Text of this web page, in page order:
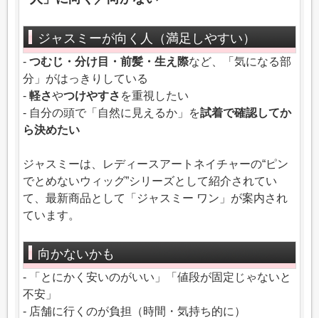
ジャスミーが向く人（満足しやすい）
- つむじ・分け目・前髪・生え際など、「気になる部
分」がはっきりしている
- 軽さやつけやすさ を重視したい
- 自分の頭で「自然に見えるか」を試着で確認してか
ら決めたい
ジャスミーは、レディースアートネイチャーの“ピン
でとめないウィッグ”シリーズとして紹介されてい
て、最新商品として「ジャスミー ワン」が案内され
ています。
向かないかも
- 「とにかく安いのがいい」「値段が固定じゃないと
不安」
- 店舗に行くのが負担（時間・気持ち的に）